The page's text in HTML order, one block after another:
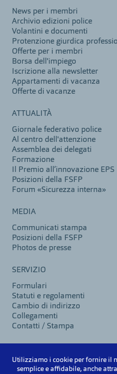
News per i membri
Archivio edizioni police
Volantini e documenti
Protenzione giurdica
Offerte per i membri
Borsa dell'impiego
Iscrizione alla newsletter
Appartamenti di vacanza
Offerte di vacanze
ATTUALITÀ
Giornale federativo police
Al centro dell'attenzione
Assemblea dei delegati
Formazione
Il Premio all’innovazione EPS
Posizioni della FSFP
Forum «Sicurezza interna»
MEDIA
Communicati stampa
Posizioni della FSFP
Photos de presse
SERVIZIO
Formulari
Statuti e regolamenti
Cambio di indirizzo
Collegamenti
Contatti / Stampa
©2026 VSPB
Utilizziamo i cookie per fornire il
semplice e affidabile, anche